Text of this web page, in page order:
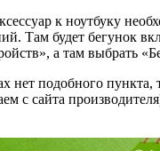
к ноутбуку
Там будет бегунок
а там выбрать
подобного пункта,
с сайта